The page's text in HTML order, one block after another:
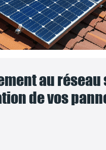
au réseau
de vos